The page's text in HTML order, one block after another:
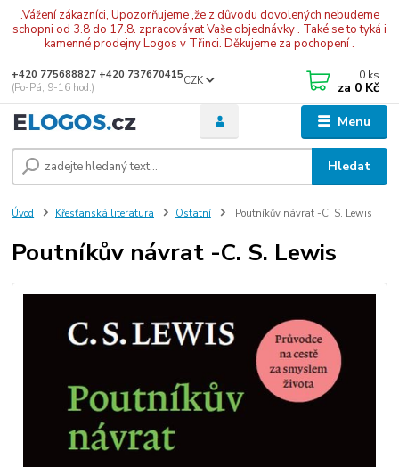
.Vážení zákazníci, Upozorňujeme ,že z důvodu dovolených nebudeme
schopni od 3.8 do 17.8. zpracovávat Vaše objednávky . Také se to tyká i
kamenné prodejny Logos v Třinci. Děkujeme za pochopení .
Menu
CZK
Hledat
+420 775688827 +420 737670415
(Po-Pá, 9-16 hod.)
0 ks
za 0 Kč
Úvod Křesťanská literatura Ostatní Poutníkův návrat -C. S. Lewis
Poutníkův návrat -C. S. Lewis